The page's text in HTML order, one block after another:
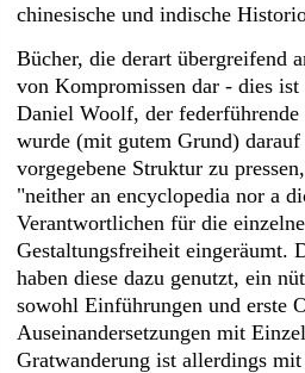
chinesische und indische
Bücher, die derart übergreifend
von Kompromissen dar - dies
Daniel Woolf, der federführende
wurde (mit gutem Grund)
vorgegebene Struktur zu
"neither an encyclopedia nor a
Verantwortlichen für die
Gestaltungsfreiheit eingeräumt.
haben diese dazu genutzt, ein
sowohl Einführungen und erste
Auseinandersetzungen mit
Gratwanderung ist allerdings